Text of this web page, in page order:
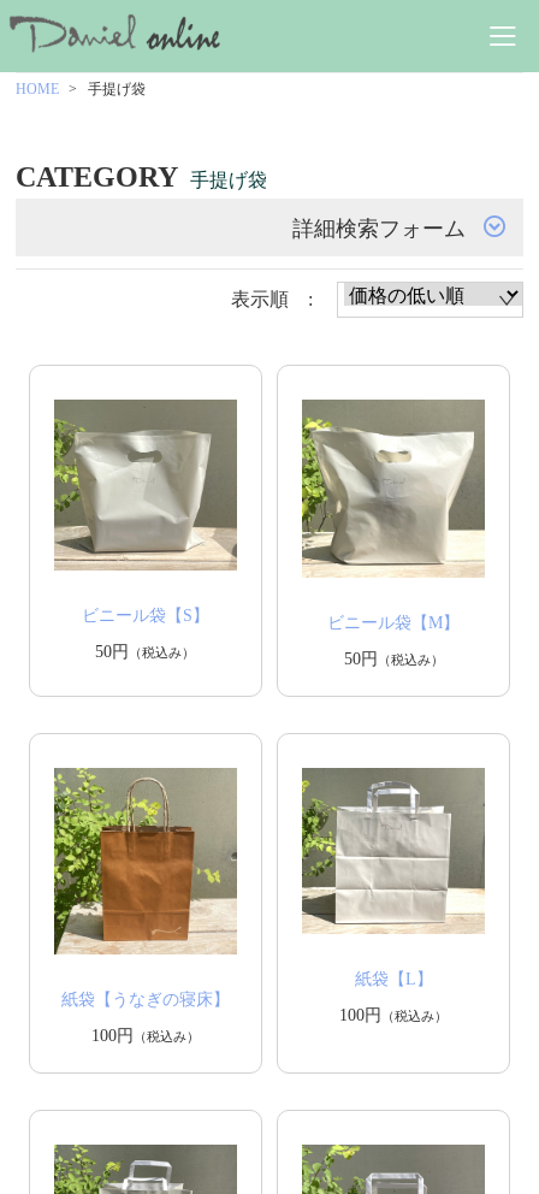
HOME 手提げ袋
CATEGORY 手提げ袋
詳細検索フォーム
表示順 :
ビニール袋【S】
50円
（税込み）
ビニール袋【M】
50円
（税込み）
紙袋【うなぎの寝床】
100円
（税込み）
紙袋【L】
100円
（税込み）